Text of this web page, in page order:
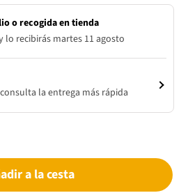
o recogida en tienda
lo recibirás martes 11 agosto
la entrega más rápida
a la cesta